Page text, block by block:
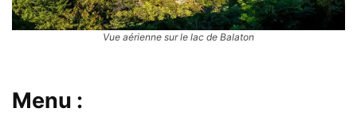
Vue aérienne sur le lac de Balaton
Menu :